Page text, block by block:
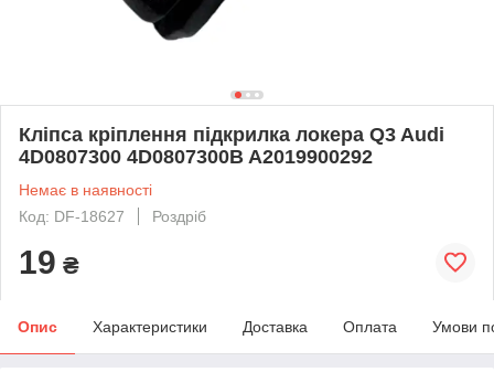
Кліпса кріплення підкрилка локера Q3 Audi
4D0807300 4D0807300B A2019900292
Немає в наявності
Код: DF-18627
Роздріб
19 ₴
Опис Характеристики Доставка Оплата Умови